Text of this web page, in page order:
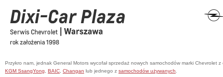
Przykro nam, jednak General Motors wycofał sprzedaż nowych samochodów marki Chevrolet
KGM SsangYong
BAIC Changan lub jednego z samochodów używanych